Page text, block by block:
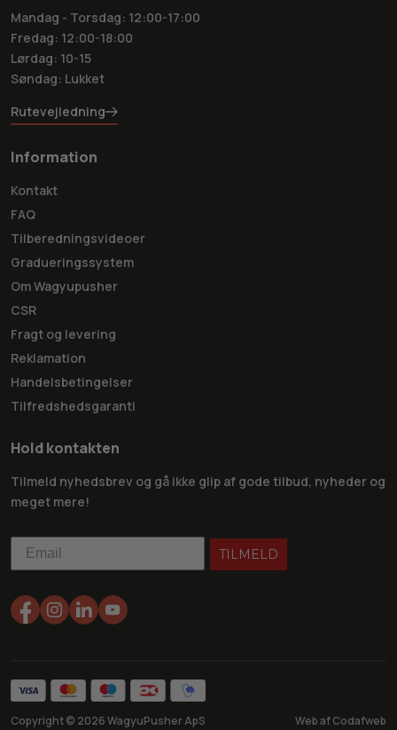
Mandag - Torsdag: 12:00-17:00
Fredag: 12:00-18:00
Lørdag: 10-15
Søndag: Lukket
Rutevejledning
Information
Kontakt
FAQ
Tilberedningsvideoer
Gradueringssystem
Om Wagyupusher
CSR
Fragt og levering
Reklamation
Handelsbetingelser
Tilfredshedsgaranti
Hold kontakten
Tilmeld nyhedsbrev og gå ikke glip af gode tilbud, nyheder og
meget mere!
TILMELD
Copyright © 2026WagyuPusher ApS Web af Codafweb
fragt på ordrer over 499,- Gratis afhentning i vores butik